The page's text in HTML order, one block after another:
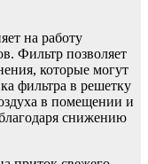
на работу
Фильтр позволяет
которые могут
фильтра в решетку
в помещении и
снижению